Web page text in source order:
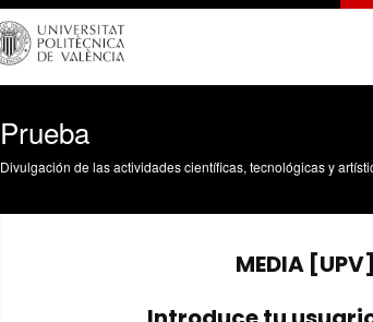
Prueba
Divulgación de las actividades científicas, tecnológicas y